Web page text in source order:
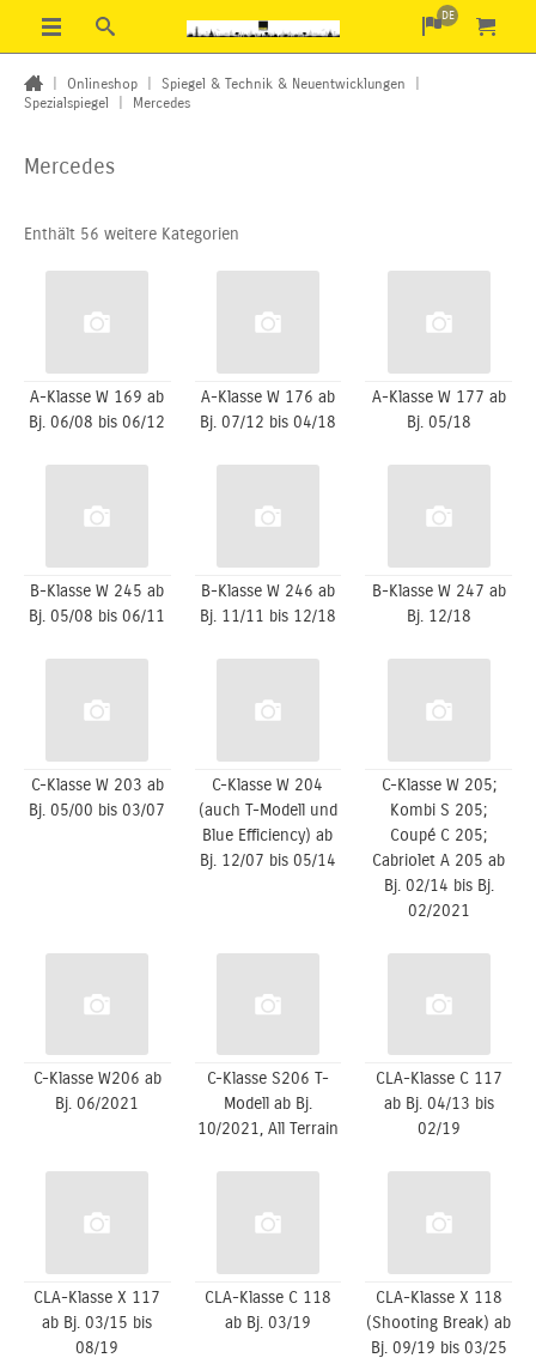
DE
Onlineshop Spiegel & Technik & Neuentwicklungen
Spezialspiegel
Mercedes
Mercedes
Enthält 56 weitere Kategorien
A-Klasse W 169 ab
Bj. 06/08 bis 06/12
A-Klasse W 176 ab
Bj. 07/12 bis 04/18
A-Klasse W 177 ab
Bj. 05/18
B-Klasse W 245 ab
Bj. 05/08 bis 06/11
B-Klasse W 246 ab
Bj. 11/11 bis 12/18
B-Klasse W 247 ab
Bj. 12/18
C-Klasse W 203 ab
Bj. 05/00 bis 03/07
C-Klasse W 204
(auch T-Modell und
Blue Efficiency) ab
Bj. 12/07 bis 05/14
C-Klasse W 205;
Kombi S 205;
Coupé C 205;
Cabriolet A 205 ab
Bj. 02/14 bis Bj.
02/2021
C-Klasse W206 ab
Bj. 06/2021
C-Klasse S206 T-
Modell ab Bj.
10/2021, All Terrain
CLA-Klasse C 117
ab Bj. 04/13 bis
02/19
CLA-Klasse X 117
ab Bj. 03/15 bis
08/19
CLA-Klasse C 118
ab Bj. 03/19
CLA-Klasse X 118
(Shooting Break) ab
Bj. 09/19 bis 03/25